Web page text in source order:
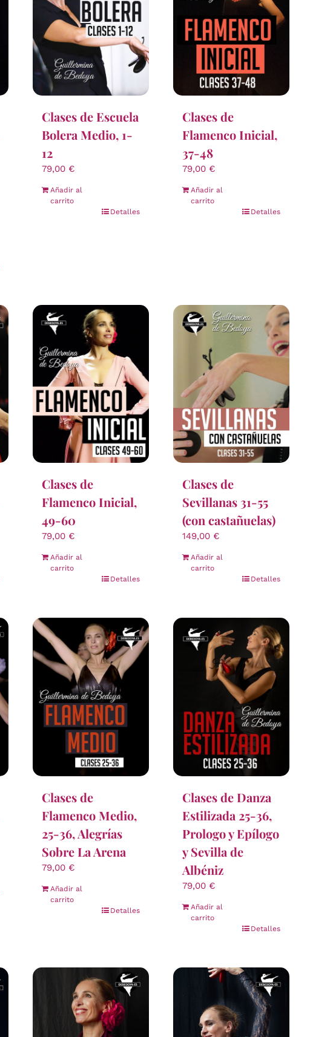
Clases de Escuela
Bolera Medio, 1-
12
79,00 €
Añadir al
carrito
Detalles
Clases de
Flamenco Inicial,
37-48
79,00 €
Añadir al
carrito
Detalles
Clases de
Flamenco Inicial,
49-60
79,00 €
Añadir al
carrito
Detalles
Clases de
Sevillanas 31-55
(con castañuelas)
149,00 €
Añadir al
carrito
Detalles
Clases de
Flamenco Medio,
25-36, Alegrías
Sobre La Arena
79,00 €
Añadir al
carrito
Detalles
Clases de Danza
Estilizada 25-36,
Prologo y Epílogo
y Sevilla de
Albéniz
79,00 €
Añadir al
carrito
Detalles